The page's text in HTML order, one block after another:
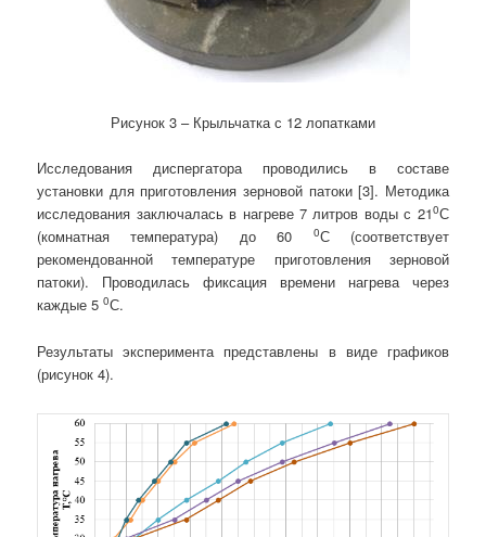
Рисунок 3 – Крыльчатка с 12 лопатками
Исследования диспергатора проводились в составе
установки для приготовления зерновой патоки [3]. Методика
исследования заключалась в нагреве 7 литров воды с 210С
(комнатная температура) до 60
0С (соответствует
рекомендованной температуре приготовления зерновой
патоки). Проводилась фиксация времени нагрева через
каждые 50С.
Результаты эксперимента представлены в виде графиков
(рисунок 4).